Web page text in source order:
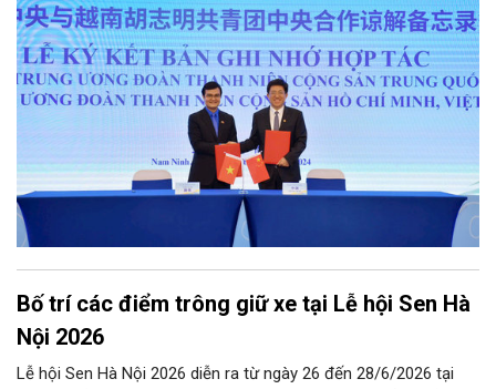
với hành động cách mạng thống nhất: “Tuổi trẻ Việt Nam tiên
phong trong kỷ nguyên mới”.
Bố trí các điểm trông giữ xe tại Lễ hội Sen Hà
Nội 2026
Lễ hội Sen Hà Nội 2026 diễn ra từ ngày 26 đến 28/6/2026 tại